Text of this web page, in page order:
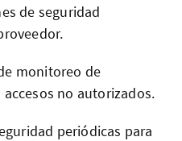
de seguridad
monitoreo de
no autorizados.
periódicas para